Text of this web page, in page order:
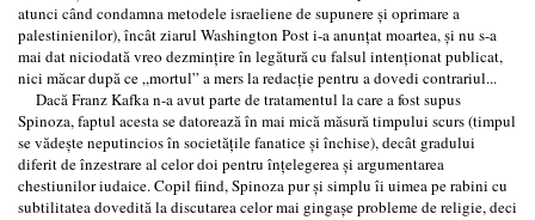
atunci când condamna metodele israeliene de supunere şi oprimare a
palestinienilor), încât ziarul Washington Post i-a anunţat moartea, şi nu s-a
mai dat niciodată vreo dezminţire în legătură cu falsul intenţionat publicat,
nici măcar după ce „mortul” a mers la redacţie pentru a dovedi contrariul...
Dacă Franz Kafka n-a avut parte de tratamentul la care a fost supus
Spinoza, faptul acesta se datorează în mai mică măsură timpului scurs (timpul
se vădeşte neputincios în societăţile fanatice şi închise), decât gradului
diferit de înzestrare al celor doi pentru înţelegerea şi argumentarea
chestiunilor iudaice. Copil fiind, Spinoza pur şi simplu îi uimea pe rabini cu
subtilitatea dovedită la discutarea celor mai gingaşe probleme de religie, deci